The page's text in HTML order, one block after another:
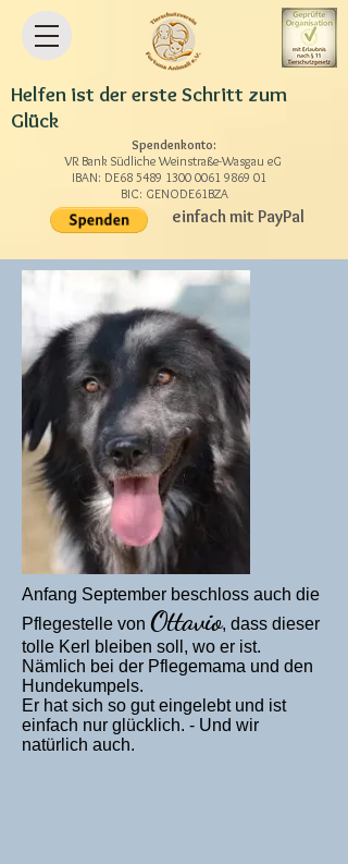
Spendenkonto:
VR Bank Südliche Weinstraße-Wasgau eG
IBAN: DE68 5489 1300 0061 9869 01
BIC: GENODE61BZA
einfach mit PayPal
Helfen ist der erste Schritt zum
Glück
Anfang September beschloss auch die
Pflegestelle von Ottavio, dass dieser
tolle Kerl bleiben soll, wo er ist.
Nämlich bei der Pflegemama und den
Hundekumpels.
Er hat sich so gut eingelebt und ist
einfach nur glücklich. - Und wir
natürlich auch.